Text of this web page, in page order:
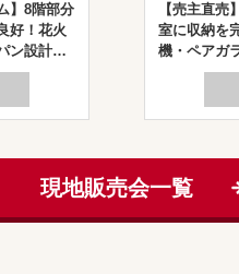
】8階部分
好！花火
ン設計で
コミュニ
良好で
【売主直売
室に収納を
機・ペアガ
設が徒歩圏
現地販売会一覧